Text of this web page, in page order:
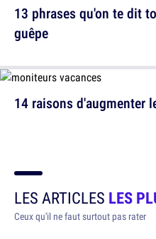
13 phrases qu'on te dit
guêpe
14 raisons d'augmenter
LES ARTICLES LES
Ceux qu'il ne faut surtout pas rater